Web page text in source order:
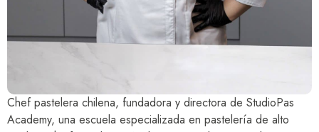
Chef pastelera chilena, fundadora y directora de StudioPas
Academy, una escuela especializada en pastelería de alto